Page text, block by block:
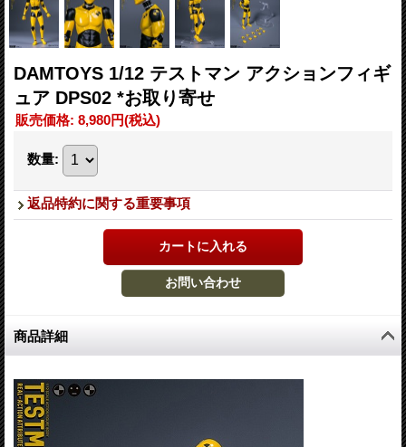
DAMTOYS 1/12 テストマン アクションフィギ
ュア DPS02 *お取り寄せ
販売価格: 8,980円(税込)
数量:
返品特約に関する重要事項
商品詳細